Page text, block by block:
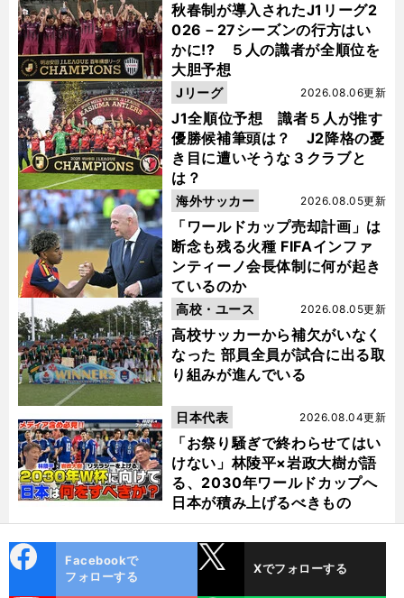
秋春制が導入されたJ1リーグ2
026－27シーズンの行方はい
かに!? ５人の識者が全順位を
大胆予想
J1全順位予想 識者５人が推す
優勝候補筆頭は？ J2降格の憂
き目に遭いそうな３クラブと
は？
2026.08.06更新
Jリーグ
「ワールドカップ売却計画」は
断念も残る火種 FIFAインファ
ンティーノ会長体制に何が起き
ているのか
2026.08.05更新
海外サッカー
高校サッカーから補欠がいなく
なった 部員全員が試合に出る取
り組みが進んでいる
2026.08.05更新
高校・ユース
「お祭り騒ぎで終わらせてはい
けない」林陵平×岩政大樹が語
る、2030年ワールドカップへ
日本が積み上げるべきもの
2026.08.04更新
日本代表
ok
Facebookで
フォローする
Xでフォローする